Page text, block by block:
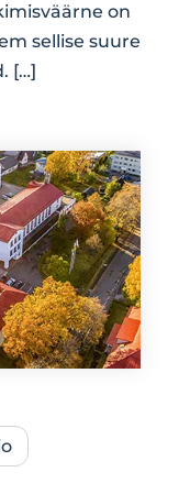
on
sellise suure
[…]